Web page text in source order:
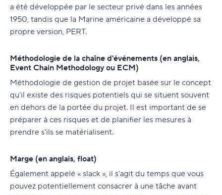
a été développée par le secteur privé dans les années
1950, tandis que la Marine américaine a développé sa
propre version, PERT.
Méthodologie de la chaîne d'événements (en anglais,
Event Chain Methodology ou ECM)
Méthodologie de gestion de projet basée sur le concept
qu'il existe des risques potentiels qui se situent souvent
en dehors de la portée du projet. Il est important de se
préparer à ces risques et de planifier les mesures à
prendre s'ils se matérialisent.
Marge (en anglais, float)
Également appelé « slack », il s'agit du temps que vous
pouvez potentiellement consacrer à une tâche avant